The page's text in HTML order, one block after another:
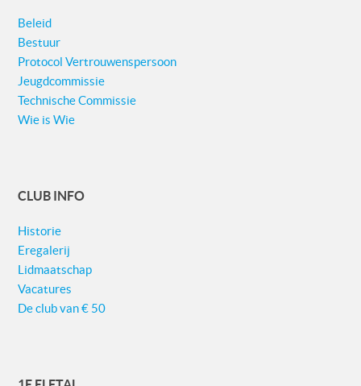
Beleid
Bestuur
Protocol Vertrouwenspersoon
Jeugdcommissie
Technische Commissie
Wie is Wie
CLUB INFO
Historie
Eregalerij
Lidmaatschap
Vacatures
De club van € 50